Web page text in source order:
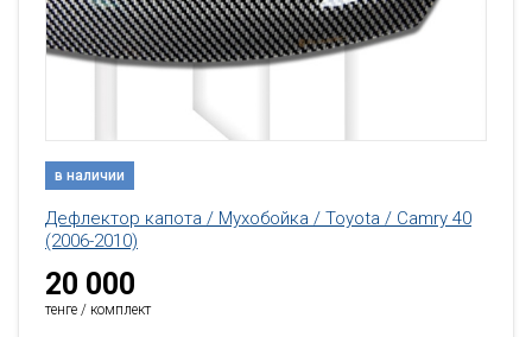
в наличии
Дефлектор капота / Мухобойка / Toyota / Camry 40
(2006-2010)
20 000
тенге / комплект